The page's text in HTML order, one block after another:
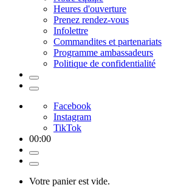
Heures d'ouverture
Prenez rendez-vous
Infolettre
Commandites et partenariats
Programme ambassadeurs
Politique de confidentialité
Facebook
Instagram
TikTok
00:00
Votre panier est vide.